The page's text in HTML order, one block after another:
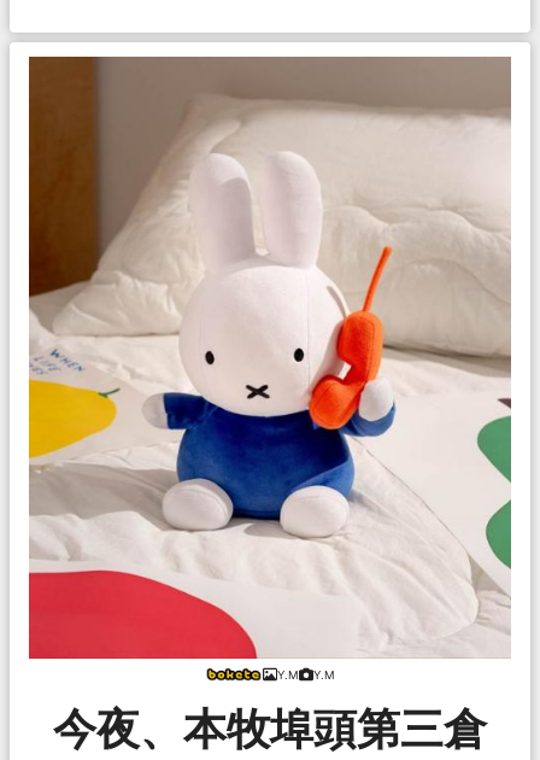
Y.M Y.M
今夜、本牧埠頭第三倉